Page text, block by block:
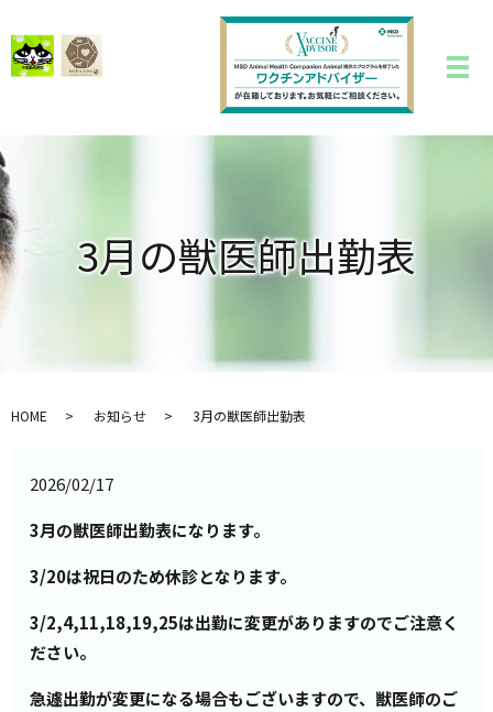
3月の獣医師出勤表
HOME お知らせ 3月の獣医師出勤表
2026/02/17
3月の獣医師出勤表になります。
3/20は祝日のため休診となります。
3/2,4,11,18,19,25は出勤に変更がありますのでご注意く
ださい。
急遽出勤が変更になる場合もございますので、獣医師のご